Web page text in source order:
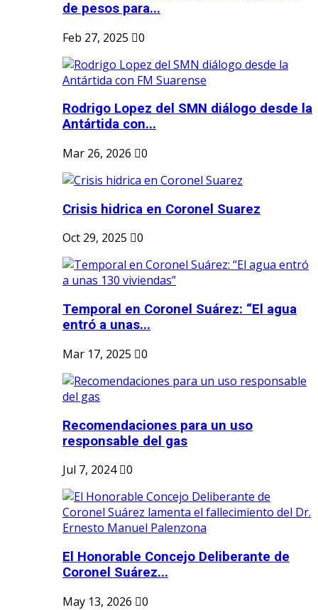
de pesos para...
Feb 27, 2025
0
Rodrigo Lopez del SMN diálogo desde la
Antártida con...
Mar 26, 2026
0
Crisis hidrica en Coronel Suarez
Oct 29, 2025
0
Temporal en Coronel Suárez: “El agua
entró a unas...
Mar 17, 2025
0
Recomendaciones para un uso
responsable del gas
Jul 7, 2024
0
El Honorable Concejo Deliberante de
Coronel Suárez...
May 13, 2026
0